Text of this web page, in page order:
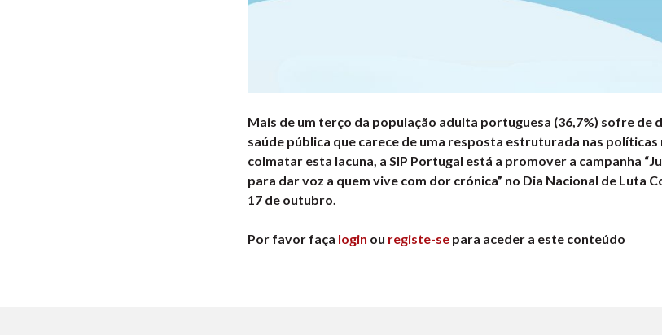
Mais de um terço da população adulta portuguesa (36,7%) sofre de
saúde pública que carece de uma resposta estruturada nas políticas
colmatar esta lacuna, a SIP Portugal está a promover a campanha
para dar voz a quem vive com dor crónica” no Dia Nacional de Luta
17 de outubro.
Por favor faça login ou registe-se para aceder a este conteúdo